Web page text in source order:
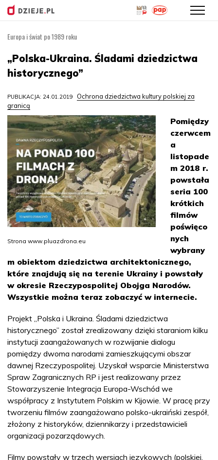
treści
Europa i świat po 1989 roku
„Polska-Ukraina. Śladami dziedzictwa
historycznego”
PUBLIKACJA: 24.01.2019
Ochrona dziedzictwa kultury polskiej za
granicą
Strona www.pluazdrona.eu
Pomiędzy
czerwcem
a
listopade
m 2018 r.
powstała
seria 100
krótkich
filmów
poświęco
nych
wybrany
m obiektom dziedzictwa architektonicznego,
które znajdują się na terenie Ukrainy i powstały
w okresie Rzeczypospolitej Obojga Narodów.
Wszystkie można teraz zobaczyć w internecie.
Projekt „Polska i Ukraina. Śladami dziedzictwa
historycznego” został zrealizowany dzięki staraniom kilku
instytucji zaangażowanych w rozwijanie dialogu
pomiędzy dwoma narodami zamieszkującymi obszar
dawnej Rzeczypospolitej. Uzyskał wsparcie Ministerstwa
Spraw Zagranicznych RP i jest realizowany przez
Stowarzyszenie Integracja Europa-Wschód we
współpracy z Instytutem Polskim w Kijowie. W pracę przy
tworzeniu filmów zaangażowano polsko-ukraiński zespół,
złożony z historyków, dziennikarzy i przedstawicieli
organizacji pozarządowych.
Filmy powstały w trzech wersjach językowych (polskiej,